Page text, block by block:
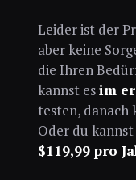
Leider ist der
aber keine
die Ihren
kannst esim
testen, danach
Oder du
$119,99 pro